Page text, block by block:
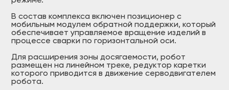
В состав комплекса включен позиционер с
мобильным модулем обратной поддержки, который
обеспечивает управляемое вращение изделий в
процессе сварки по горизонтальной оси.
Для расширения зоны досягаемости, робот
размещен на линейном треке, редуктор каретки
которого приводится в движение серводвигателем
робота.